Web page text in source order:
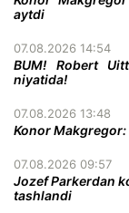
aytdi
07.08.2026 14:54
BUM! Robert
niyatida!
07.08.2026 13:48
Konor
07.08.2026 09:57
Jozef Parkerdan
tashlandi